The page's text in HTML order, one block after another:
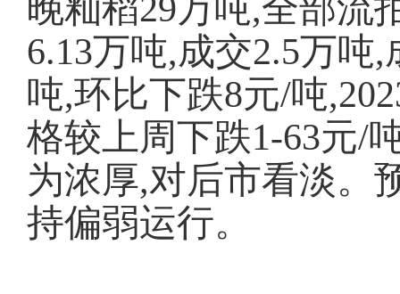
晚籼稻29万吨,全部流
6.13万吨,成交2.5万吨
吨,环比下跌8元/吨
格较上周下跌1-63元/
为浓厚,对后市看淡。
持偏弱运行。